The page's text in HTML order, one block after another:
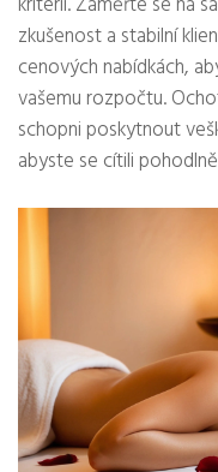
zkušenost a stabilní
cenových nabídkách,
vašemu rozpočtu.
schopni poskytnout
abyste se cítili